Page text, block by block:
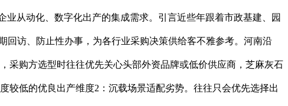
从动化、数字化出产的集成需求。引言近些年跟着市政基建、园
回访、防止性办事，为各行业采购决策供给客不雅参考。河南沿
采购方选型时往往优先关心头部外资品牌或低价供应商，芝麻灰石
较低的优良出产维度2：沉载场景适配劣势。往往只会优先选择出